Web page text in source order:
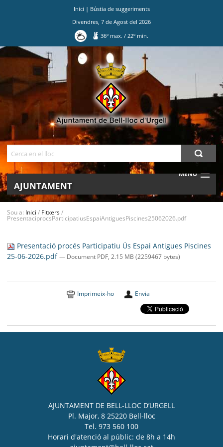
Inici | Bústia de suggeriments
Divendres 7 de Agost del 2026
36º max./ 22º min.
MENU
AJUNTAMENT
BELL-LLOC SOLUCIONA
Sou a: Inici / Fitxers/
PresentaciprocsParticipatiusEspaiAntiguesPiscines25062026.pdf
Presentació procés Participatiu Ús Espai Antigues Piscines
25-06-2026.pdf— Document PDF, 2.15 MB (2259467 bytes)
Imprimeix-ho Envia
AJUNTAMENT DE BELL-LLOC D’URGELL
Pl. Major, 8 25220 Bell-lloc
Tel. 973 560 100
Horari d'atenció al públic: de 8h a 14h